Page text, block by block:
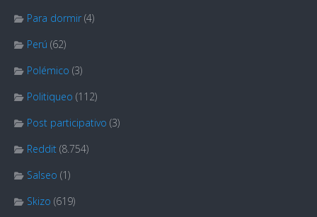
Para dormir (4)
Perú (62)
Polémico (3)
Politiqueo (112)
Post participativo (3)
Reddit (8.754)
Salseo (1)
Skizo (619)